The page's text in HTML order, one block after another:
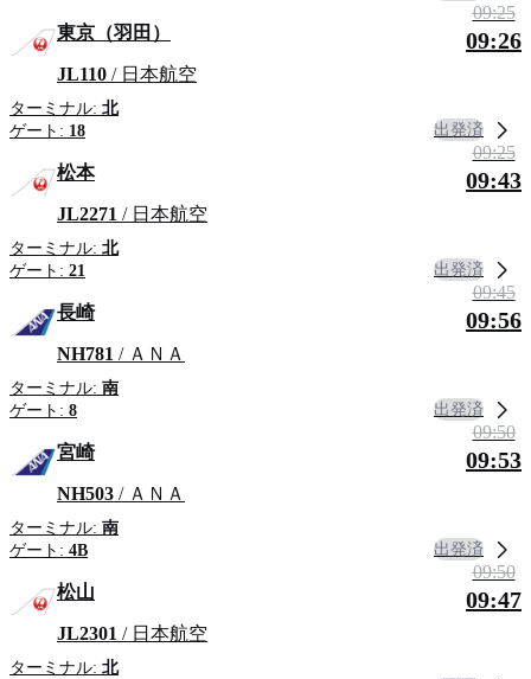
東京（羽田）
JL110 / 日本航空
ターミナル: 北
ゲート: 18
09:25
09:26
出発済
松本
JL2271 / 日本航空
ターミナル: 北
ゲート: 21
09:25
09:43
出発済
長崎
NH781 / ＡＮＡ
ターミナル: 南
ゲート: 8
09:45
09:56
出発済
宮崎
NH503 / ＡＮＡ
ターミナル: 南
ゲート: 4B
09:50
09:53
出発済
松山
JL2301 / 日本航空
ターミナル: 北
09:50
09:47